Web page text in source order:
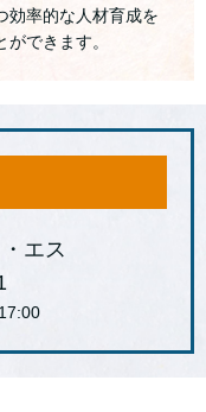
効率的な人材育成を
できます。
エス